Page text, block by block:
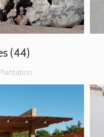
(44)
Plantation